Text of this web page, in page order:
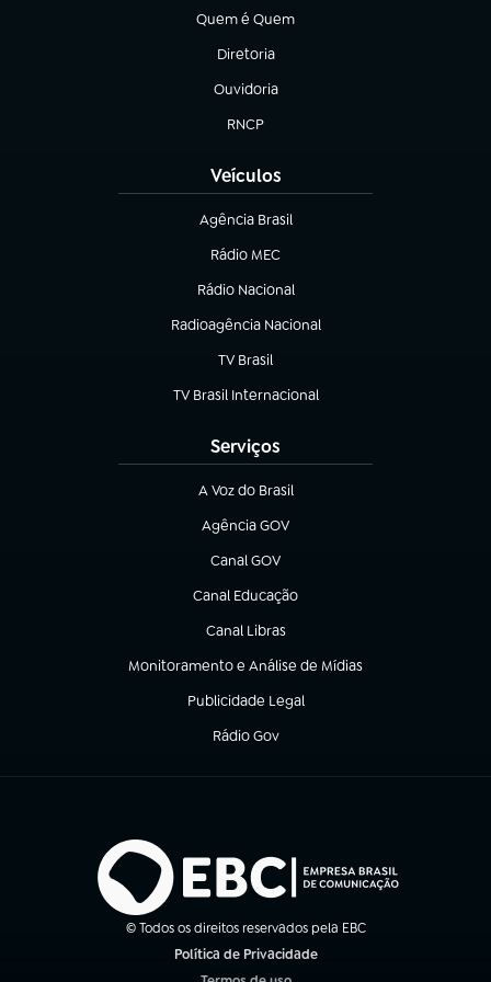
Quem é Quem
(abre em nova aba)
Diretoria
(abre em nova aba)
Ouvidoria
(abre em nova aba)
RNCP
(abre em nova aba)
Veículos
Agência Brasil
(abre em nova aba)
Rádio MEC
(abre em nova aba)
Rádio Nacional
Radioagência Nacional
(abre em nova aba)
TV Brasil
(abre em nova aba)
TV Brasil Internacional
(abre em nova aba)
Serviços
A Voz do Brasil
(abre em nova aba)
Agência GOV
(abre em nova aba)
Canal GOV
(abre em nova aba)
Canal Educação
(abre em nova aba)
Canal Libras
(abre em nova aba)
Monitoramento e Análise de Mídias
(abre em nova aba)
Publicidade Legal
(abre em nova aba)
Rádio Gov
(abre em nova aba)
© Todos os direitos reservados pela EBC
Política de Privacidade